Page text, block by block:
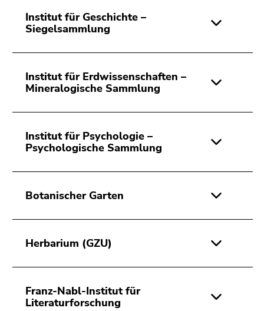
Institut für Geschichte –
Siegelsammlung
Institut für Erdwissenschaften –
Mineralogische Sammlung
Institut für Psychologie –
Psychologische Sammlung
Botanischer Garten
Herbarium (GZU)
Franz-Nabl-Institut für
Literaturforschung